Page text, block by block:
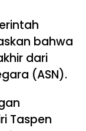
bahwa
dari
(ASN).
Taspen